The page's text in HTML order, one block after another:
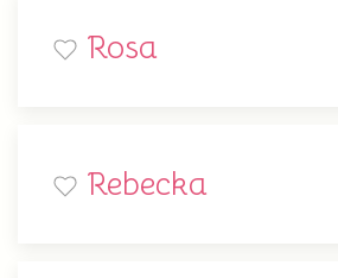
Rosa
Rebecka